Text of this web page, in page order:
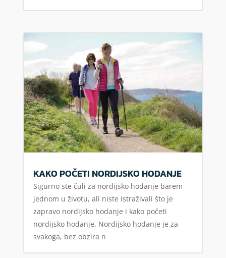
KAKO POČETI NORDIJSKO HODANJE
Sigurno ste čuli za nordijsko hodanje barem
jednom u životu, ali niste istraživali što je
zapravo nordijsko hodanje i kako početi
nordijsko hodanje. Nordijsko hodanje je za
svakoga, bez obzira n